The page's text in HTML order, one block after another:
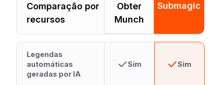
Comparação por
recursos
Obter
Munch
Submagic
Legendas
automáticas
geradas por IA
Sim Sim